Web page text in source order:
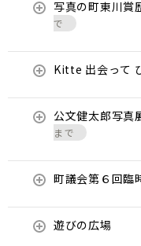
写真の町東川賞
で
Kitte 出会って
公文健太郎写真
まで
町議会第６回臨
遊びの広場